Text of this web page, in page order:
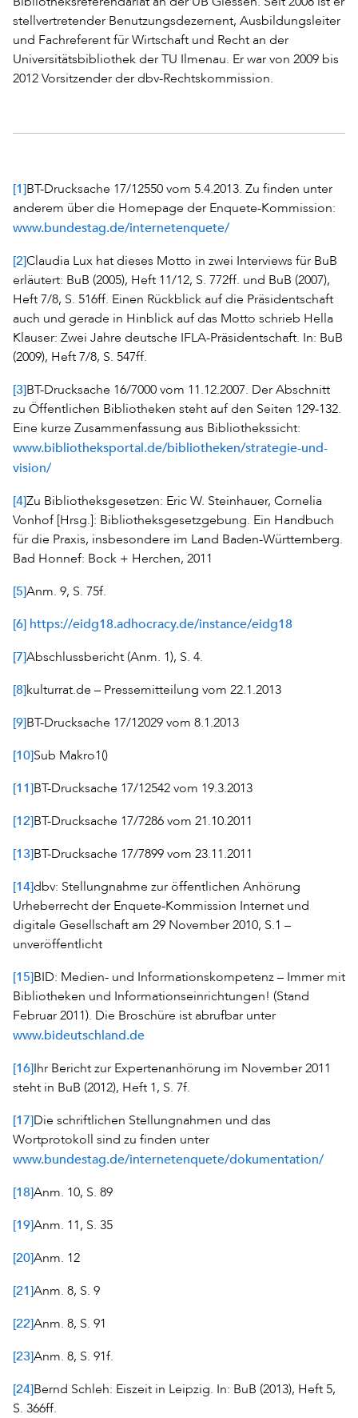
stellvertretender Benutzungsdezernent, Ausbildungsleiter
und Fachreferent für Wirtschaft und Recht an der
Universitätsbibliothek der TU Ilmenau. Er war von 2009 bis
2012 Vorsitzender der dbv-Rechtskommission.
[1]BT-Drucksache 17/12550 vom 5.4.2013. Zu finden unter
anderem über die Homepage der Enquete-Kommission:
www.bundestag.de/internetenquete/
[2]Claudia Lux hat dieses Motto in zwei Interviews für BuB
erläutert: BuB (2005), Heft 11/12, S. 772ff. und BuB (2007),
Heft 7/8, S. 516ff. Einen Rückblick auf die Präsidentschaft
auch und gerade in Hinblick auf das Motto schrieb Hella
Klauser: Zwei Jahre deutsche IFLA-Präsidentschaft. In: BuB
(2009), Heft 7/8, S. 547ff.
[3]BT-Drucksache 16/7000 vom 11.12.2007. Der Abschnitt
zu Öffentlichen Bibliotheken steht auf den Seiten 129-132.
Eine kurze Zusammenfassung aus Bibliothekssicht:
www.bibliotheksportal.de/bibliotheken/strategie-und-
vision/
[4]Zu Bibliotheksgesetzen: Eric W. Steinhauer, Cornelia
Vonhof [Hrsg.]: Bibliotheksgesetzgebung. Ein Handbuch
für die Praxis, insbesondere im Land Baden-Württemberg.
Bad Honnef: Bock + Herchen, 2011
[5]Anm. 9, S. 75f.
[6]https://eidg18.adhocracy.de/instance/eidg18
[7]Abschlussbericht (Anm. 1), S. 4.
[8]kulturrat.de – Pressemitteilung vom 22.1.2013
[9]BT-Drucksache 17/12029 vom 8.1.2013
[10]Sub Makro1()
[11]BT-Drucksache 17/12542 vom 19.3.2013
[12]BT-Drucksache 17/7286 vom 21.10.2011
[13]BT-Drucksache 17/7899 vom 23.11.2011
[14]dbv: Stellungnahme zur öffentlichen Anhörung
Urheberrecht der Enquete-Kommission Internet und
digitale Gesellschaft am 29 November 2010, S.1 –
unveröffentlicht
[15]BID: Medien- und Informationskompetenz – Immer mit
Bibliotheken und Informationseinrichtungen! (Stand
Februar 2011). Die Broschüre ist abrufbar unter
www.bideutschland.de
[16]Ihr Bericht zur Expertenanhörung im November 2011
steht in BuB (2012), Heft 1, S. 7f.
[17]Die schriftlichen Stellungnahmen und das
Wortprotokoll sind zu finden unter
www.bundestag.de/internetenquete/dokumentation/
[18]Anm. 10, S. 89
[19]Anm. 11, S. 35
[20]Anm. 12
[21]Anm. 8, S. 9
[22]Anm. 8, S. 91
[23]Anm. 8, S. 91f.
[24]Bernd Schleh: Eiszeit in Leipzig. In: BuB (2013), Heft 5,
S. 366ff.